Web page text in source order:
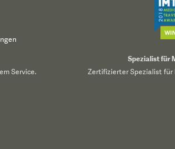
Service.
Spezialist für
Zertifizierter Spezialist für